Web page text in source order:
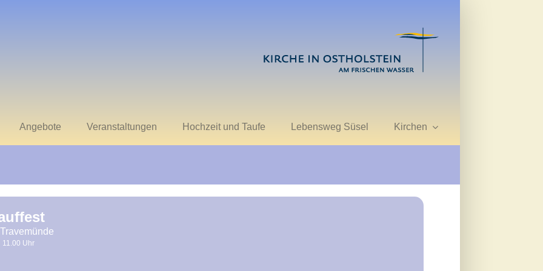
Angebote Veranstaltungen Hochzeit und Taufe Lebensweg Süsel Kirchen
11.00 Uhr